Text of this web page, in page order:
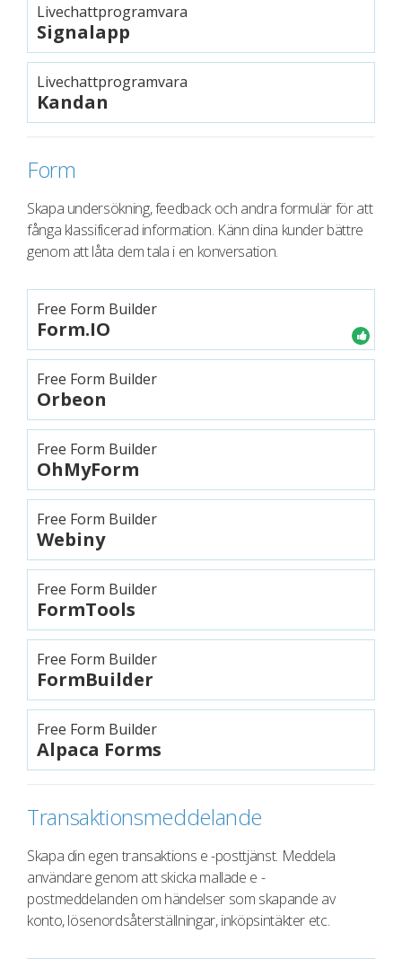
Livechattprogramvara
Signalapp
Livechattprogramvara
Kandan
Form
Skapa undersökning, feedback och andra formulär för att
fånga klassificerad information. Känn dina kunder bättre
genom att låta dem tala i en konversation.
Free Form Builder
Form.IO
Free Form Builder
Orbeon
Free Form Builder
OhMyForm
Free Form Builder
Webiny
Free Form Builder
FormTools
Free Form Builder
FormBuilder
Free Form Builder
Alpaca Forms
Transaktionsmeddelande
Skapa din egen transaktions e -posttjänst. Meddela
användare genom att skicka mallade e -
postmeddelanden om händelser som skapande av
konto, lösenordsåterställningar, inköpsintäkter etc.